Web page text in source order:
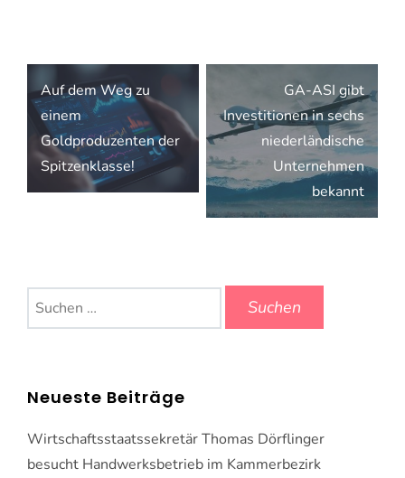
Beitragsnavigation
Auf dem Weg zu
einem
Goldproduzenten der
Spitzenklasse!
GA-ASI gibt
Investitionen in sechs
niederländische
Unternehmen
bekannt
Suchen
nach:
Neueste Beiträge
Wirtschaftsstaatssekretär Thomas Dörflinger
besucht Handwerksbetrieb im Kammerbezirk